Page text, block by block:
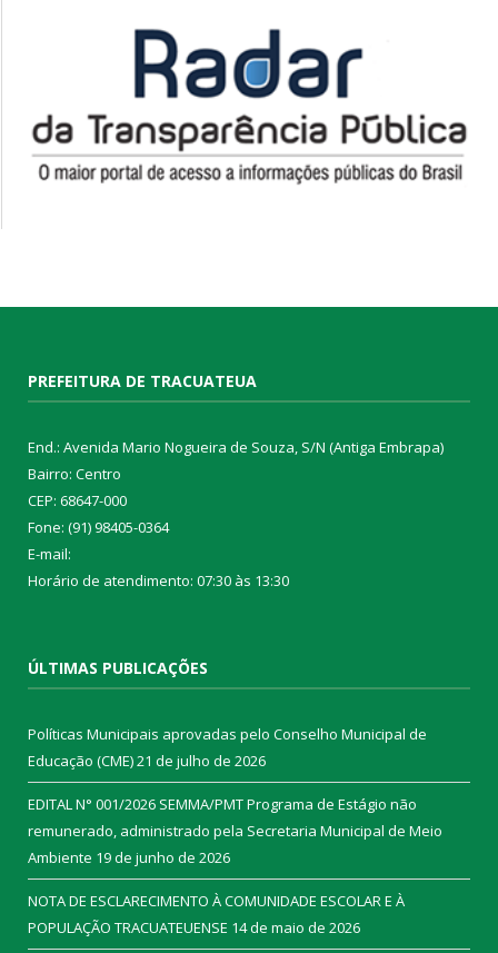
PREFEITURA DE TRACUATEUA
End.: Avenida Mario Nogueira de Souza, S/N (Antiga Embrapa)
Bairro: Centro
CEP: 68647-000
Fone: (91) 98405-0364
E-mail:
Horário de atendimento: 07:30 às 13:30
ÚLTIMAS PUBLICAÇÕES
Políticas Municipais aprovadas pelo Conselho Municipal de
Educação (CME)21 de julho de 2026
EDITAL N° 001/2026 SEMMA/PMT Programa de Estágio não
remunerado, administrado pela Secretaria Municipal de Meio
Ambiente 19 de junho de 2026
NOTA DE ESCLARECIMENTO À COMUNIDADE ESCOLAR E À
POPULAÇÃO TRACUATEUENSE 14 de maio de 2026